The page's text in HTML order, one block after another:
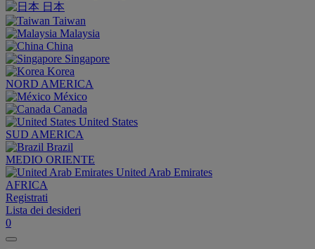
日本
Taiwan
Malaysia
China
Singapore
Korea
NORD AMERICA
México
Canada
United States
SUD AMERICA
Brazil
MEDIO ORIENTE
United Arab Emirates
AFRICA
Registrati
Lista dei desideri
0